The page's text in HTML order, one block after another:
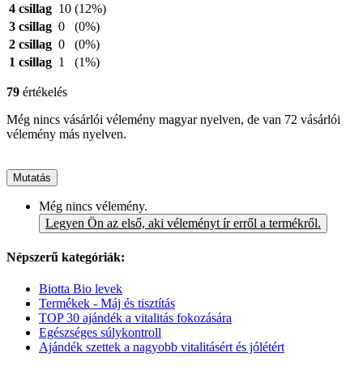
4 csillag 10 (12%)
3 csillag 0
(0%)
2 csillag 0
(0%)
1 csillag 1 (1%)
79 értékelés
Még nincs vásárlói vélemény magyar nyelven, de van 72 vásárlói
vélemény más nyelven.
Mutatás
Még nincs vélemény.
Legyen Ön az első, aki véleményt ír erről a termékről.
Népszerű kategóriák:
Biotta Bio levek
Termékek - Máj és tisztítás
TOP 30 ajándék a vitalitás fokozására
Egészséges súlykontroll
Ajándék szettek a nagyobb vitalitásért és jólétért